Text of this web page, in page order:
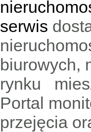
serwis
biurowych,
rynku
Portal
przejęcia